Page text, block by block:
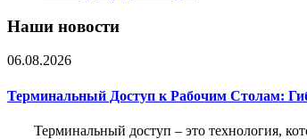
Наши новости
06.08.2026
Терминальный Доступ к Рабочим Столам:
Терминальный доступ – это технология,